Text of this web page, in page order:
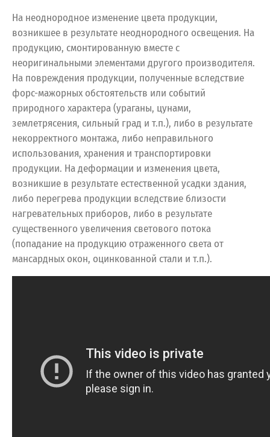
На неоднородное изменение цвета продукции,
возникшее в результате неоднородного освещения. На
продукцию, смонтированную вместе с
неоригинальными элементами другого производителя.
На повреждения продукции, полученные вследствие
форс-мажорных обстоятельств или событий
природного характера (ураганы, цунами,
землетрясения, сильный град и т.п.), либо в результате
некорректного монтажа, либо неправильного
использования, хранения и транспортировки
продукции. На деформации и изменения цвета,
возникшие в результате естественной усадки здания,
либо перегрева продукции вследствие близости
нагревательных приборов, либо в результате
существенного увеличения светового потока
(попадание на продукцию отраженного света от
мансардных окон, оцинкованной стали и т.п.).